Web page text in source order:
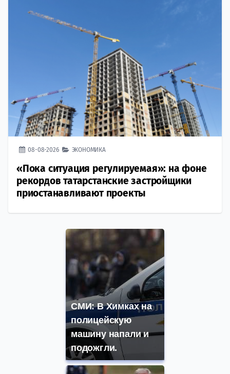
08-08-2026 ЭКОНОМИКА
«Пока ситуация регулируемая»: на фоне
рекордов татарстанские застройщики
приостанавливают проекты
СМИ: В Химках на
полицейскую
машину напали и
подожгли.